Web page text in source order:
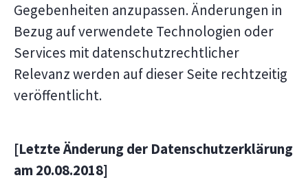
Gegebenheiten anzupassen. Änderungen in
Bezug auf verwendete Technologien oder
Services mit datenschutzrechtlicher
Relevanz werden auf dieser Seite rechtzeitig
veröffentlicht.
[Letzte Änderung der Datenschutzerklärung
am 20.08.2018]